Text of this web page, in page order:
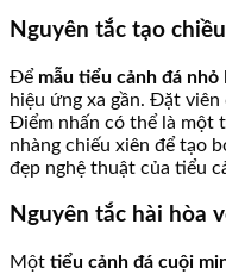
Nguyên tắc tạo
Để mẫu tiểu cảnh đá nhỏ
hiệu ứng xa gần. Đặt
Điểm nhấn có thể là một
nhàng chiếu xiên để tạo
đẹp nghệ thuật của tiểu
Nguyên tắc hài hòa
Một tiểu cảnh đá cuội